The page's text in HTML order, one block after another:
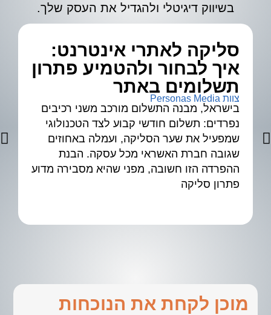
בשיווק דיגיטלי ולהגדיל את העסק שלך.
סליקה לאתרי אינטרנט:
איך לבחור ולהטמיע פתרון
תשלומים באתר
צוות Personas Media
בישראל, מבנה התשלום מורכב משני רכיבים
נפרדים: תשלום חודשי קבוע לצד הטכנולוגי
שמפעיל את שער הסליקה, ועמלה באחוזים
שגובה חברת האשראי מכל עסקה. הבנת
ההפרדה הזו חשובה, מפני שהיא מסבירה מדוע
פתרון סליקה
מוכן לקחת את הנוכחות